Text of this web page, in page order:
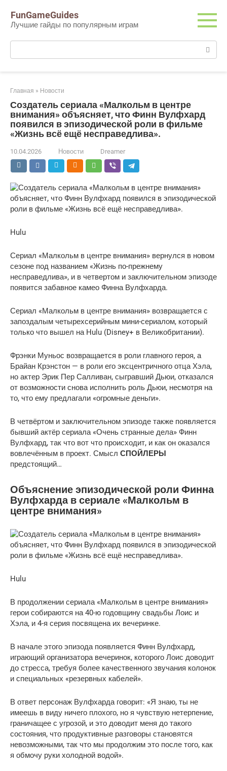
контенту
FunGameGuides
Лучшие гайды по популярным играм
Поиск:
Главная » Новости
Создатель сериала «Малкольм в центре
внимания» объясняет, что Финн Вулфхард
появился в эпизодической роли в фильме
«Жизнь всё ещё несправедлива».
10.04.2026 Новости Dreamer
Hulu
Сериал «Малкольм в центре внимания» вернулся в новом
сезоне под названием «Жизнь по-прежнему
несправедлива», и в четвертом и заключительном эпизоде
​​​​появится забавное камео Финна Вулфхарда.
Сериал «Малкольм в центре внимания» возвращается с
запоздалым четырехсерийным мини-сериалом, который
только что вышел на Hulu (Disney+ в Великобритании).
Фрэнки Муньос возвращается в роли главного героя, а
Брайан Крэнстон — в роли его эксцентричного отца Хэла,
но актер Эрик Пер Салливан, сыгравший Дьюи, отказался
от возможности снова исполнить роль Дьюи, несмотря на
то, что ему предлагали «огромные деньги».
В четвёртом и заключительном эпизоде ​​также появляется
бывший актёр сериала «Очень странные дела» Финн
Вулфхард, так что вот что происходит, и как он оказался
вовлечённым в проект. Смысл СПОЙЛЕРЫ
предстоящий…
Объяснение эпизодической роли Финна
Вулфхарда в сериале «Малкольм в
центре внимания»
Hulu
В продолжении сериала «Малкольм в центре внимания»
герои собираются на 40-ю годовщину свадьбы Лоис и
Хэла, и 4-я серия посвящена их вечеринке.
В начале этого эпизода появляется Финн Вулфхард,
играющий организатора вечеринок, которого Лоис доводит
до стресса, требуя более качественного звучания колонок
и специальных «резервных кабелей».
В ответ персонаж Вулфхарда говорит: «Я знаю, ты не
имеешь в виду ничего плохого, но я чувствую нетерпение,
граничащее с угрозой, и это доводит меня до такого
состояния, что продуктивные разговоры становятся
невозможными, так что мы продолжим это после того, как
я обмочу руки холодной водой».